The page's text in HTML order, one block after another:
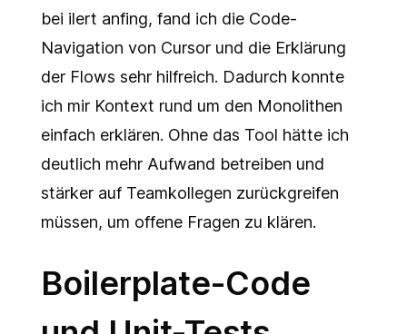
bei ilert anfing, fand ich die Code-
Navigation von Cursor und die Erklärung
der Flows sehr hilfreich. Dadurch konnte
ich mir Kontext rund um den Monolithen
einfach erklären. Ohne das Tool hätte ich
deutlich mehr Aufwand betreiben und
stärker auf Teamkollegen zurückgreifen
müssen, um offene Fragen zu klären.
Boilerplate-Code